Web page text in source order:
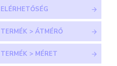
TERMÉK > ÁTMÉRŐ
TERMÉK > MÉRET
ELÉRHETŐSÉG